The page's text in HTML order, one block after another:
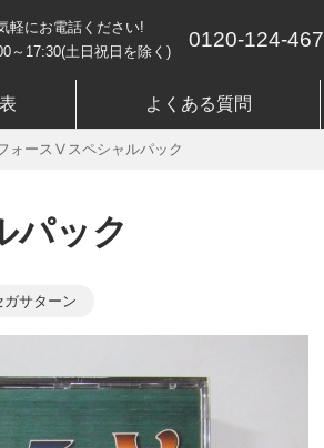
軽にお電話ください!
～17:30(土日祝日を除く)
0120-124-467
よくある質問
ォースⅤスペシャルパック
パック
ガサターン